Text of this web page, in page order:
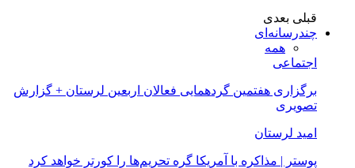
قبلی بعدی
چندرسانه‌ای
همه
اجتماعی
برگزاری هفتمین گردهمایی فعالان اربعین لرستان + گزارش
تصویری
امید لرستان
پوستر | مذاکره با آمریکا گره تحریم‌ها را کورتر خواهد کرد